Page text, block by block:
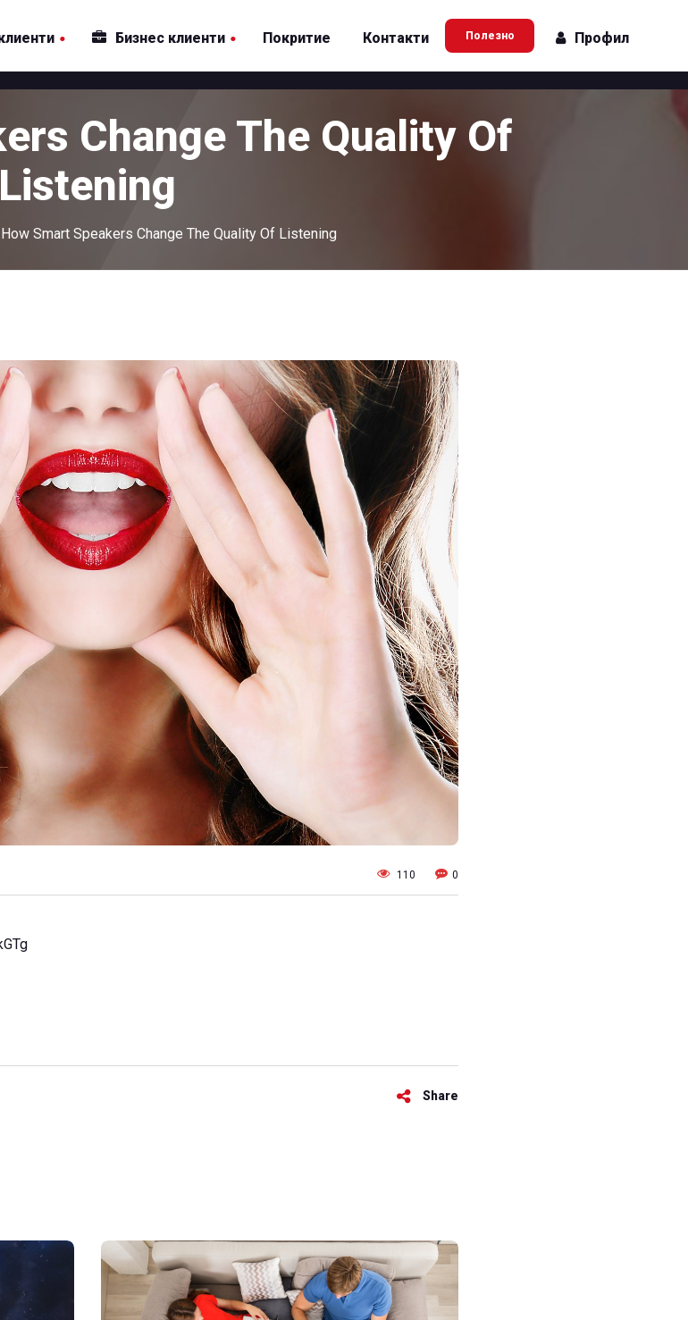
Бизнес клиенти
Телевизия
Други услуги
Покритие Контакти Полезно
+ Проверка дата на
Когато интернета не работи
Когато интернета се бави и/
или прекъсва
Инструкции за работа с ТВ
приемници
Когато телевизията не
работи
Когато телевизията
прекъсва
Изчисляване на
задължения
Профил
Change The Quality Of
Listening
How Smart Speakers Change The Quality Of Listening
110 0
Share